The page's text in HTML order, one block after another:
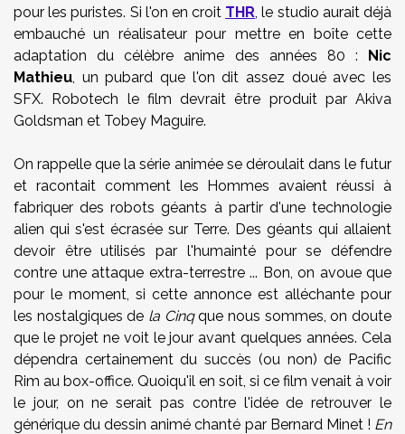
pour les puristes. Si l'on en croit THR, le studio aurait déjà
embauché un réalisateur pour mettre en boîte cette
adaptation du célèbre anime des années 80 : Nic
Mathieu, un pubard que l'on dit assez doué avec les
SFX. Robotech le film devrait être produit par Akiva
Goldsman et Tobey Maguire.
On rappelle que la série animée se déroulait dans le futur
et racontait comment les Hommes avaient réussi à
fabriquer des robots géants à partir d'une technologie
alien qui s'est écrasée sur Terre. Des géants qui allaient
devoir être utilisés par l'humainté pour se défendre
contre une attaque extra-terrestre ... Bon, on avoue que
pour le moment, si cette annonce est alléchante pour
les nostalgiques de la Cinqque nous sommes, on doute
que le projet ne voit le jour avant quelques années. Cela
dépendra certainement du succès (ou non) de Pacific
Rim au box-office. Quoiqu'il en soit, si ce film venait à voir
le jour, on ne serait pas contre l'idée de retrouver le
générique du dessin animé chanté par Bernard Minet ! En